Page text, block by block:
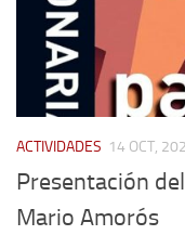
ACTIVIDADES 14 OCT,
Presentación
Mario Amorós